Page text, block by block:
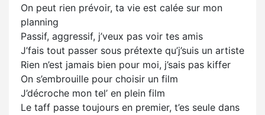
On peut rien prévoir, ta vie est calée sur mon
planning
Passif, aggressif, j’veux pas voir tes amis
J’fais tout passer sous prétexte qu’j’suis un artiste
Rien n’est jamais bien pour moi, j’sais pas kiffer
On s’embrouille pour choisir un film
J’décroche mon tel’ en plein film
Le taff passe toujours en premier, t’es seule dans